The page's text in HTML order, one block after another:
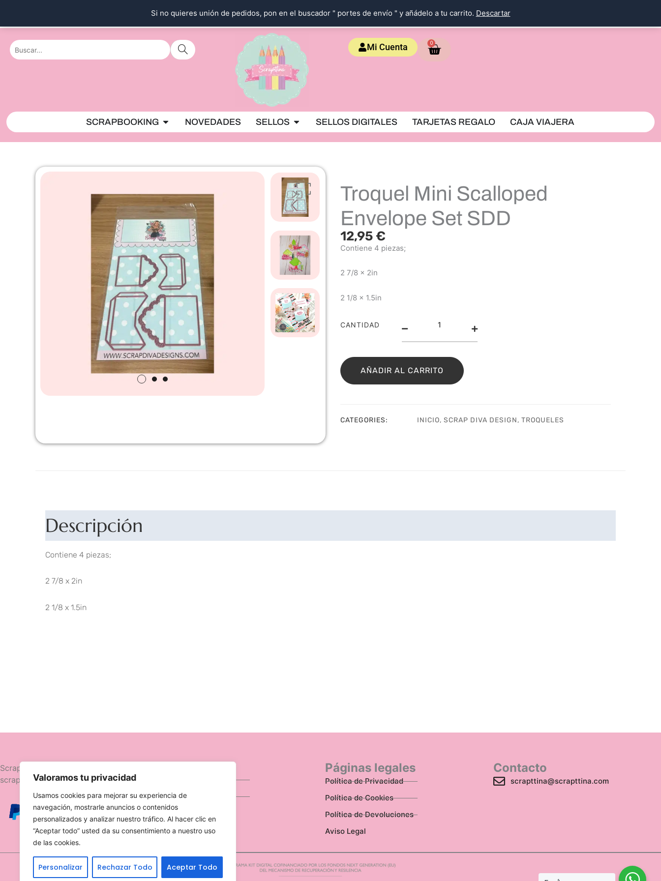
Valoramos tu privacidad
Usamos cookies para mejorar su experiencia de
navegación, mostrarle anuncios o contenidos
personalizados y analizar nuestro tráfico. Al hacer clic en
“Aceptar todo” usted da su consentimiento a nuestro uso
de las cookies.
Personalizar Rechazar Todo Aceptar Todo
Si no quieres unión de pedidos, pon en el buscador " portes de envío " y añádelo a tu carrito. Descartar
contenido
Mi Cuenta 0
Carrito
SCRAPBOOKING Abrir SCRAPBOOKING
NOVEDADES SELLOS Abrir SELLOSSELLOS DIGITALES TARJETAS REGALO CAJA VIAJERA
Troquel Mini Scalloped
Envelope Set SDD
12,95 €
Contiene 4 piezas;
2 7/8 x 2in
2 1/8 x 1.5in
CANTIDAD
Troquel
Scalloped
Envelope
Set
AÑADIR AL CARRITO
CATEGORIES: INICIO, SCRAP DIVA DESIGN, TROQUELES
Descripción
Contiene 4 piezas;
2 7/8 x 2in
2 1/8 x 1.5in
Scrapttina, tienda especializada en
scrapbooking.
Ofertas
Caja Viajera
Páginas legales
Política de Privacidad
Política de Cookies
Política de Devoluciones
Aviso Legal
Contacto
scrapttina@scrapttina.com